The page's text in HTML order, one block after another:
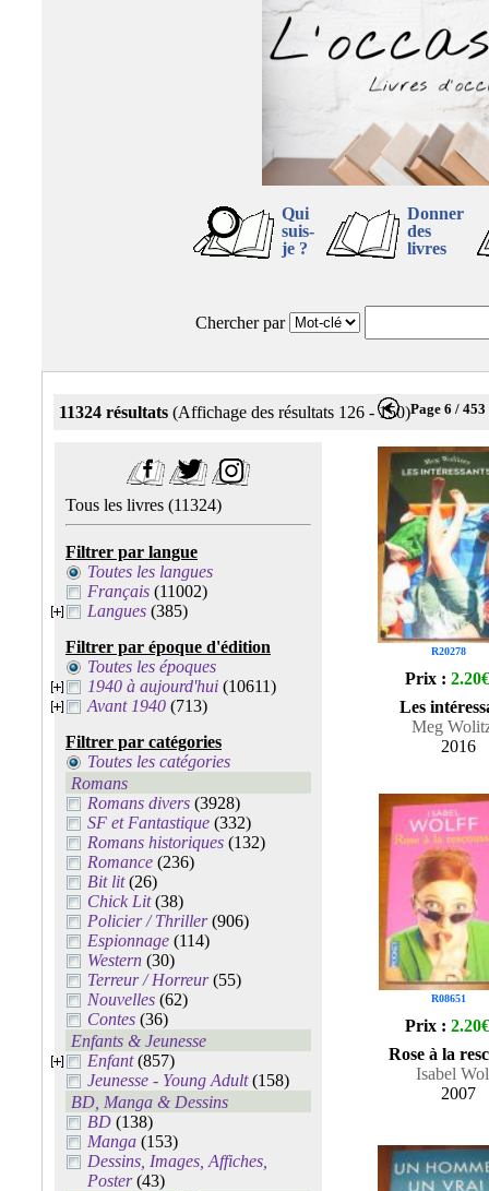
Qui
suis-
je ?
Donner
des
livres
Chercher par
11324 résultats (Affichage des résultats 126 - 150)Page 6 / 453
Tous les livres (11324)
Filtrer par langue
Toutes les langues
Français (11002)
Langues (385)
Filtrer par époque d'édition
Toutes les époques
1940 à aujourd'hui (10611)
Avant 1940 (713)
Filtrer par catégories
Toutes les catégories
Romans
Romans divers (3928)
SF et Fantastique (332)
Romans historiques (132)
Romance (236)
Bit lit(26)
Chick Lit(38)
Policier / Thriller(906)
Espionnage (114)
Western (30)
Terreur / Horreur(55)
Nouvelles (62)
Contes (36)
Enfants & Jeunesse
Enfant(857)
Jeunesse - Young Adult(158)
BD, Manga & Dessins
BD (138)
Manga (153)
Dessins, Images, Affiches,
Poster(43)
R20278
Prix : 2.20€
Les
Meg
2016
R08651
Prix : 2.20€
Rose à la
Isabel
2007